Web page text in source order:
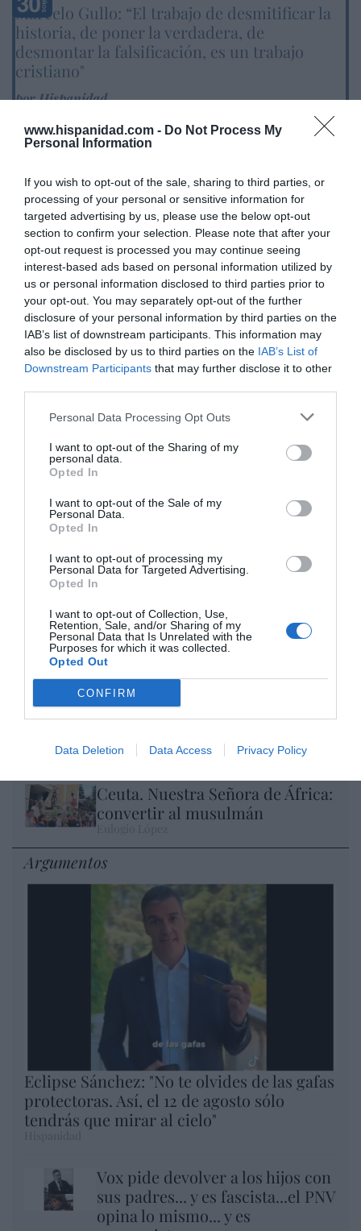
www.hispanidad.com - Do Not Process My
Personal Information
If you wish to opt-out of the sale, sharing to third parties, or
processing of your personal or sensitive information for
targeted advertising by us, please use the below opt-out
section to confirm your selection. Please note that after your
opt-out request is processed you may continue seeing
interest-based ads based on personal information utilized by
us or personal information disclosed to third parties prior to
your opt-out. You may separately opt-out of the further
disclosure of your personal information by third parties on the
IAB’s list of downstream participants. This information may
also be disclosed by us to third parties on the IAB’s List of
Downstream Participants that may further disclose it to other
Personal Data Processing Opt Outs
I want to opt-out of the Sharing of my
personal data.
Opted In
I want to opt-out of the Sale of my
Personal Data.
Opted In
I want to opt-out of processing my
Personal Data for Targeted Advertising.
Opted In
I want to opt-out of Collection, Use,
Retention, Sale, and/or Sharing of my
Personal Data that Is Unrelated with the
Purposes for which it was collected.
Opted Out
CONFIRM
Data Deletion Data Access Privacy Policy
Marcelo Gullo: “El trabajo de desmitificar la
historia, de poner la verdadera, de
desmontar la falsificación, es un trabajo
cristiano"
por Hispanidad
Artículos anteriores
Diario de la corrupción sanchista. Hazte
Oír se manifiesta delante de La Mareta:
“Pedro Sánchez es un criminal”
por Redacción
Artículos anteriores
Opinión
Enormes minucias
Hacienda por 700.000 euros... suma y
sigue
Eulogio López
El IBEX 35 cerró la sesión del
miércoles en los 20.057 puntos,
Eulogio López
Ceuta. Nuestra Señora de África:
convertir al musulmán
Argumentos
Eclipse Sánchez: "No te olvides de las gafas
protectoras. Así, el 12 de agosto sólo
tendrás que mirar al cielo"
Vox pide devolver a los hijos con
sus padres... y es fascista...el PNV
opina lo mismo... y es